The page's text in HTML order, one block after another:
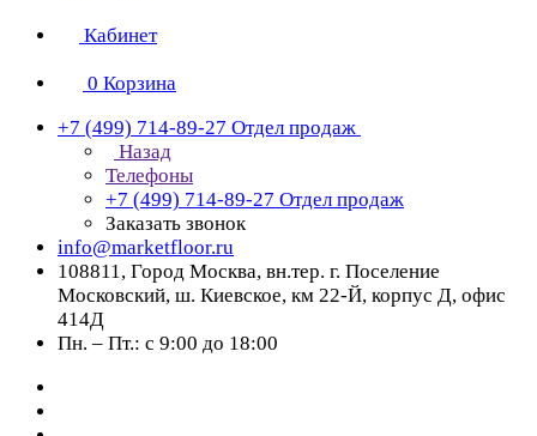
Кабинет
0 Корзина
+7 (499) 714-89-27 Отдел продаж
Назад
Телефоны
+7 (499) 714-89-27 Отдел продаж
Заказать звонок
info@marketfloor.ru
108811, Город Москва, вн.тер. г. Поселение
Московский, ш. Киевское, км 22-Й, корпус Д, офис
414Д
Пн. – Пт.: с 9:00 до 18:00